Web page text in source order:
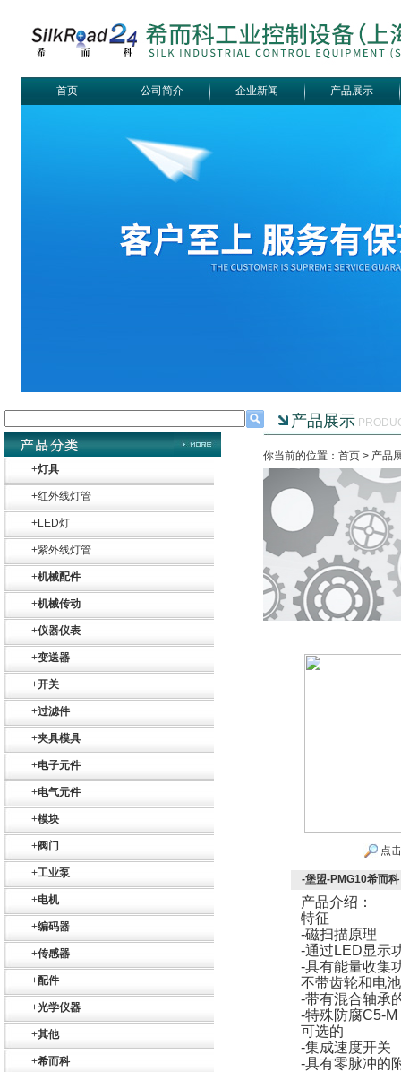
首页 公司简介 企业新闻 产品展示
+灯具
+红外线灯管
+LED灯
+紫外线灯管
+机械配件
+机械传动
+仪器仪表
+变送器
+开关
+过滤件
+夹具模具
+电子元件
+电气元件
+模块
+阀门
+工业泵
+电机
+编码器
+传感器
+配件
+光学仪器
+其他
+希而科
MFT
产品展示
你当前的位置：首页 > 产品
点
-堡盟-PMG10希而
产品介绍：
特征
-磁扫描原理
-通过 LED显示
-具有能量收集
不带齿轮和电
-带有混合轴承
-特殊防腐C5-M
可选的
-集成速度开关
-具有零脉冲的